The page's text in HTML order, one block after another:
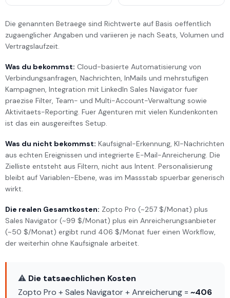
Die genannten Betraege sind Richtwerte auf Basis oeffentlich
zugaenglicher Angaben und variieren je nach Seats, Volumen und
Vertragslaufzeit.
Was du bekommst: Cloud-basierte Automatisierung von
Verbindungsanfragen, Nachrichten, InMails und mehrstufigen
Kampagnen, Integration mit LinkedIn Sales Navigator fuer
praezise Filter, Team- und Multi-Account-Verwaltung sowie
Aktivitaets-Reporting. Fuer Agenturen mit vielen Kundenkonten
ist das ein ausgereiftes Setup.
Was du nicht bekommst: Kaufsignal-Erkennung, KI-Nachrichten
aus echten Ereignissen und integrierte E-Mail-Anreicherung. Die
Zielliste entsteht aus Filtern, nicht aus Intent. Personalisierung
bleibt auf Variablen-Ebene, was im Massstab spuerbar generisch
wirkt.
Die realen Gesamtkosten: Zopto Pro (~257 $/Monat) plus
Sales Navigator (~99 $/Monat) plus ein Anreicherungsanbieter
(~50 $/Monat) ergibt rund 406 $/Monat fuer einen Workflow,
der weiterhin ohne Kaufsignale arbeitet.
⚠️ Die tatsaechlichen Kosten
Zopto Pro + Sales Navigator + Anreicherung = ~406